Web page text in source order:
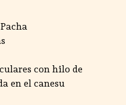
con hilo de
en el canesu